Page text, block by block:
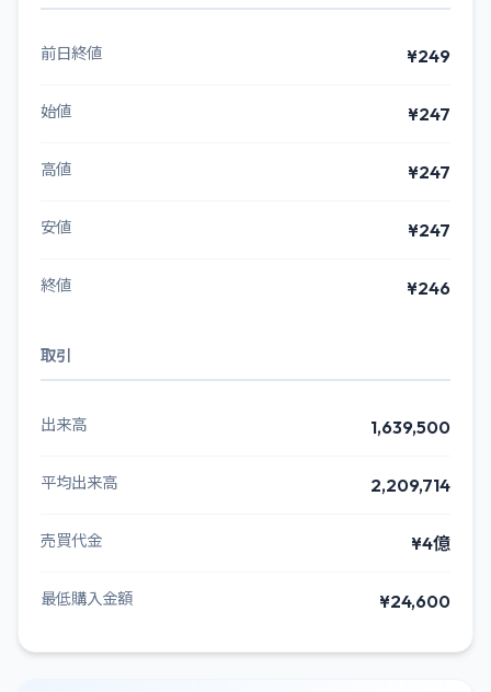
前日終値 ¥249
始値 ¥247
高値 ¥247
安値 ¥247
終値 ¥246
取引
出来高 1,639,500
平均出来高 2,209,714
売買代金 ¥4億
最低購入金額 ¥24,600